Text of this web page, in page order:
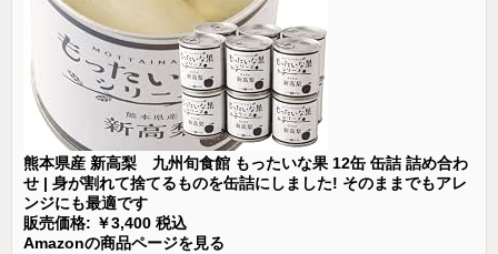
熊本県産 新高梨 九州旬食館 もったいな果 12缶 缶詰 詰め合わ
せ | 身が割れて捨てるものを缶詰にしました! そのままでもアレ
ンジにも最適です
販売価格: ￥3,400 税込
Amazonの商品ページを見る